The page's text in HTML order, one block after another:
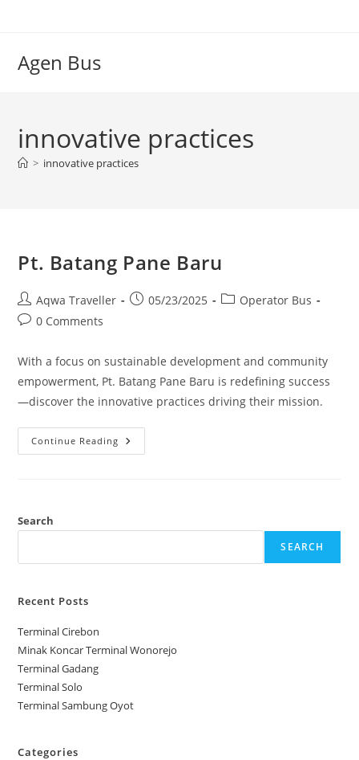
Agen Bus
innovative practices
> innovative practices
Pt. Batang Pane Baru
Post
author:
Aqwa Traveller
Post05/23/2025
PostOperator Bus
Post0 Comments
With a focus on sustainable development and community
empowerment, Pt. Batang Pane Baru is redefining success
—discover the innovative practices driving their mission.
Continue Reading Pt.
Batang
Search
SEARCH
Recent Posts
Terminal Cirebon
Minak Koncar Terminal Wonorejo
Terminal Gadang
Terminal Solo
Terminal Sambung Oyot
Categories